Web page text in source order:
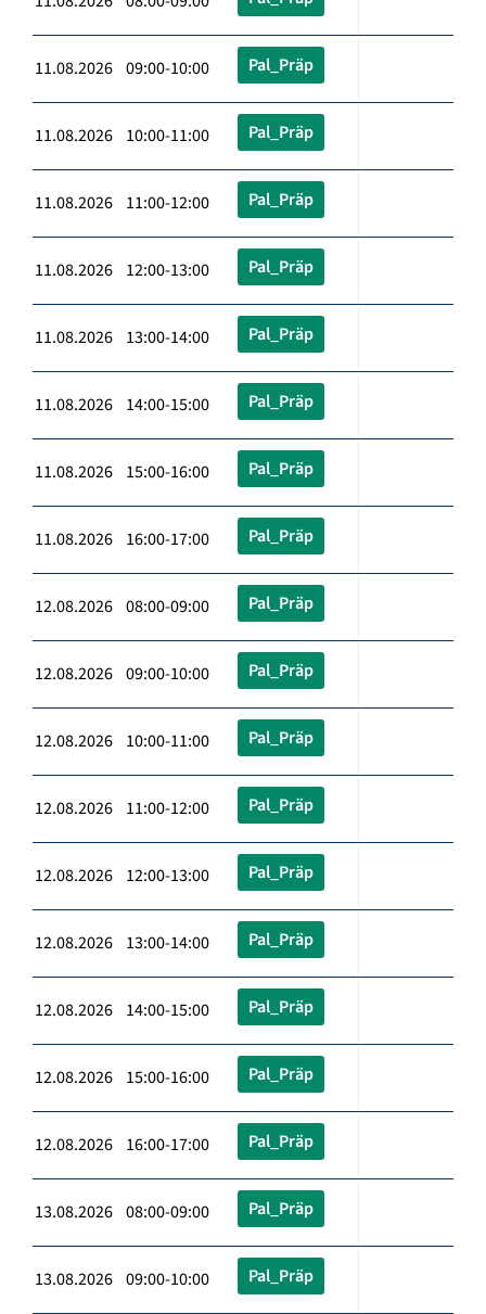
11.08.2026 09:00-10:00 Pal_Präp
11.08.2026 10:00-11:00 Pal_Präp
11.08.2026 11:00-12:00 Pal_Präp
11.08.2026 12:00-13:00 Pal_Präp
11.08.2026 13:00-14:00 Pal_Präp
11.08.2026 14:00-15:00 Pal_Präp
11.08.2026 15:00-16:00 Pal_Präp
11.08.2026 16:00-17:00 Pal_Präp
12.08.2026 08:00-09:00 Pal_Präp
12.08.2026 09:00-10:00 Pal_Präp
12.08.2026 10:00-11:00 Pal_Präp
12.08.2026 11:00-12:00 Pal_Präp
12.08.2026 12:00-13:00 Pal_Präp
12.08.2026 13:00-14:00 Pal_Präp
12.08.2026 14:00-15:00 Pal_Präp
12.08.2026 15:00-16:00 Pal_Präp
12.08.2026 16:00-17:00 Pal_Präp
13.08.2026 08:00-09:00 Pal_Präp
13.08.2026 09:00-10:00 Pal_Präp